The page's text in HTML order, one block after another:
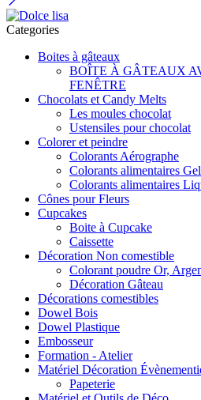
Categories
Boites à gâteaux
BOÎTE À GÂTEAUX
FENÊTRE
Chocolats et Candy Melts
Les moules chocolat
Ustensiles pour chocolat
Colorer et peindre
Colorants Aérographe
Colorants alimentaires Gel
Colorants alimentaires
Cônes pour Fleurs
Cupcakes
Boite à Cupcake
Caissette
Décoration Non comestible
Colorant poudre Or,
Décoration Gâteau
Décorations comestibles
Dowel Bois
Dowel Plastique
Embosseur
Formation - Atelier
Matériel Décoration
Papeterie